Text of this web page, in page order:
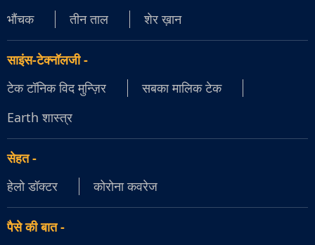
भौंचक
तीन ताल शेर ख़ान
साइंस-टेक्नॉलजी-
टेक टॉनिक विद मुन्ज़िर
सबका मालिक टेक
Earth शास्त्र
सेहत-
हेलो डॉक्टर
कोरोना कवरेज
पैसे की बात-